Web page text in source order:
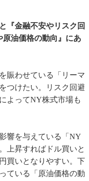
『金融不安やリスク回
油価格の動向』にあ
賑わせている「リーマ
つけたい。リスク回避
よってNY株式市場も
響を与えている「NY
上昇すればドル買いと
買いとなりやすい。下
ている「原油価格の動